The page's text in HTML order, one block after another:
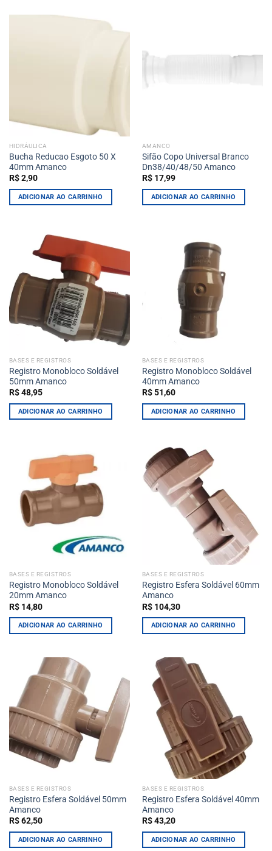
HIDRÁULICA
Bucha Reducao Esgoto 50 X
40mm Amanco
R$2,90
ADICIONAR AO CARRINHO
AMANCO
Sifão Copo Universal Branco
Dn38/40/48/50 Amanco
R$17,99
ADICIONAR AO CARRINHO
BASES E REGISTROS
Registro Monobloco Soldável
50mm Amanco
R$48,95
ADICIONAR AO CARRINHO
BASES E REGISTROS
Registro Monobloco Soldável
40mm Amanco
R$51,60
ADICIONAR AO CARRINHO
BASES E REGISTROS
Registro Monobloco Soldável
20mm Amanco
R$14,80
ADICIONAR AO CARRINHO
BASES E REGISTROS
Registro Esfera Soldável 60mm
Amanco
R$104,30
ADICIONAR AO CARRINHO
BASES E REGISTROS
Registro Esfera Soldável 50mm
Amanco
R$62,50
ADICIONAR AO CARRINHO
BASES E REGISTROS
Registro Esfera Soldável 40mm
Amanco
R$43,20
ADICIONAR AO CARRINHO